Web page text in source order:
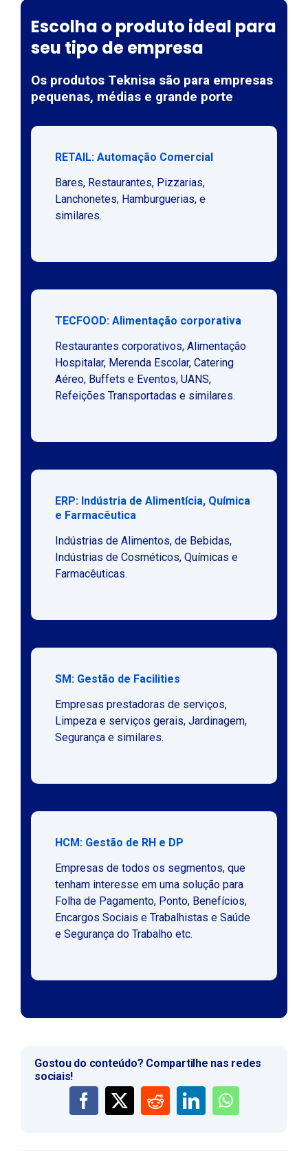
Escolha o produto ideal para
seu tipo de empresa
Os produtos Teknisa são para empresas
pequenas, médias e grande porte
RETAIL: Automação Comercial
Bares, Restaurantes, Pizzarias,
Lanchonetes, Hamburguerias, e
similares.
TECFOOD: Alimentação corporativa
Restaurantes corporativos, Alimentação
Hospitalar, Merenda Escolar, Catering
Aéreo, Buffets e Eventos, UANS,
Refeições Transportadas e similares.
ERP: Indústria de Alimentícia, Química
e Farmacêutica
Indústrias de Alimentos, de Bebidas,
Indústrias de Cosméticos, Químicas e
Farmacêuticas.
SM: Gestão de Facilities
Empresas prestadoras de serviços,
Limpeza e serviços gerais, Jardinagem,
Segurança e similares.
HCM: Gestão de RH e DP
Empresas de todos os segmentos, que
tenham interesse em uma solução para
Folha de Pagamento, Ponto, Benefícios,
Encargos Sociais e Trabalhistas e Saúde
e Segurança do Trabalho etc.
Gostou do conteúdo? Compartilhe nas redes
sociais!